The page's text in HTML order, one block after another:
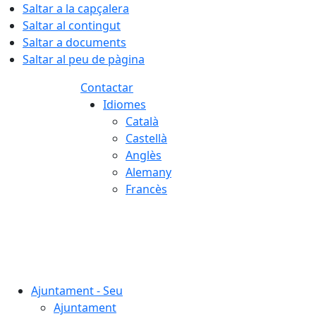
Saltar a la capçalera
Saltar al contingut
Saltar a documents
Saltar al peu de pàgina
Contactar
Idiomes
Català
Castellà
Anglès
Alemany
Francès
Ajuntament - Seu
Ajuntament